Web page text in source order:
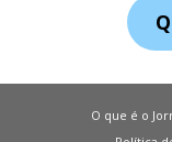
O que é o